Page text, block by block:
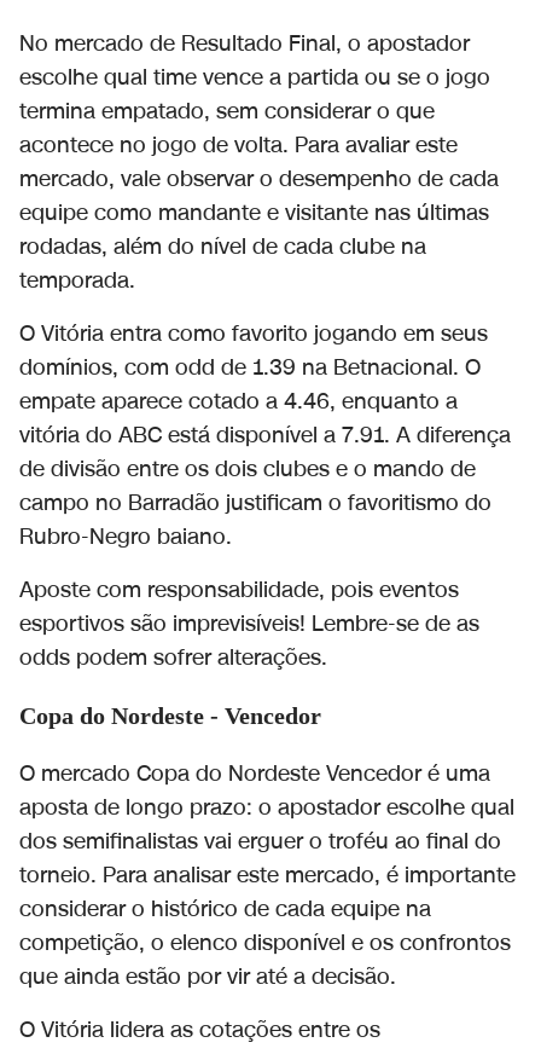
No mercado de Resultado Final, o apostador
escolhe qual time vence a partida ou se o jogo
termina empatado, sem considerar o que
acontece no jogo de volta. Para avaliar este
mercado, vale observar o desempenho de cada
equipe como mandante e visitante nas últimas
rodadas, além do nível de cada clube na
temporada.
O Vitória entra como favorito jogando em seus
domínios, com odd de 1.39 na Betnacional. O
empate aparece cotado a 4.46, enquanto a
vitória do ABC está disponível a 7.91. A diferença
de divisão entre os dois clubes e o mando de
campo no Barradão justificam o favoritismo do
Rubro-Negro baiano.
Aposte com responsabilidade, pois eventos
esportivos são imprevisíveis! Lembre-se de as
odds podem sofrer alterações.
Copa do Nordeste - Vencedor
O mercado Copa do Nordeste Vencedor é uma
aposta de longo prazo: o apostador escolhe qual
dos semifinalistas vai erguer o troféu ao final do
torneio. Para analisar este mercado, é importante
considerar o histórico de cada equipe na
competição, o elenco disponível e os confrontos
que ainda estão por vir até a decisão.
O Vitória lidera as cotações entre os